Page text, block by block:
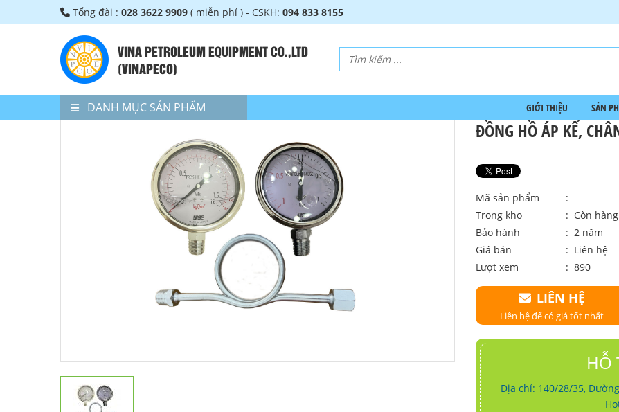
Tổng đài : 028 3622 9909 ( miễn phí ) - CSKH: 094 833 8155
VINA PETROLEUM EQUIPMENT CO.,LTD
(VINAPECO)
DANH MỤC SẢN PHẨM GIỚI THIỆU SẢN
ĐỒNG HỒ ÁP KẾ,
Mã sản phẩm
:
Trong kho
: Còn hàng
Bảo hành
: 2 năm
Giá bán
: Liên hệ
Lượt xem
: 890
LIÊN HỆ
Liên hệ để có giá tốt nhất
HỖ
Địa chỉ: 140/28/35,